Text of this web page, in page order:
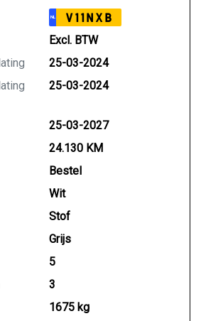
H1 (Hoogte 1)
met raam
gehad bij Jacob Schaap
RIJKLAAR INCLUSIEF
BOVAG autobedrijf die
de verkoop, en het onderhoud
auto’s. Wij zijn 7 dagen
in de avonduren). De inruil
NL V11NXB
Excl. BTW
25-03-2024
25-03-2024
25-03-2027
24.130 KM
Bestel
Wit
Stof
Grijs
5
3
1675 kg